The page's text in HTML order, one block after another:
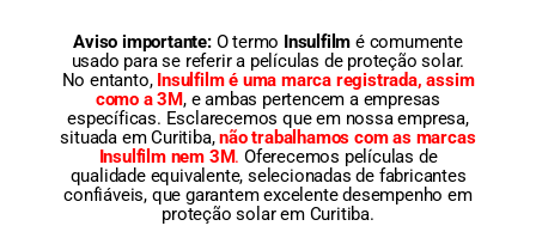
Aviso importante:O termo Insulfilm é comumente
usado para se referir a películas de proteção solar.
No entanto, Insulfilm é uma marca registrada, assim
como a 3M, e ambas pertencem a empresas
específicas. Esclarecemos que em nossa empresa,
situada em Curitiba,não trabalhamos com as marcas
Insulfilm nem 3M. Oferecemos películas de
qualidade equivalente, selecionadas de fabricantes
confiáveis, que garantem excelente desempenho em
proteção solar em Curitiba.